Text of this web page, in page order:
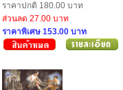
ราคาปกติ 180.00 บาท
ส่วนลด 27.00 บาท
ราคาพิเศษ 153.00 บาท